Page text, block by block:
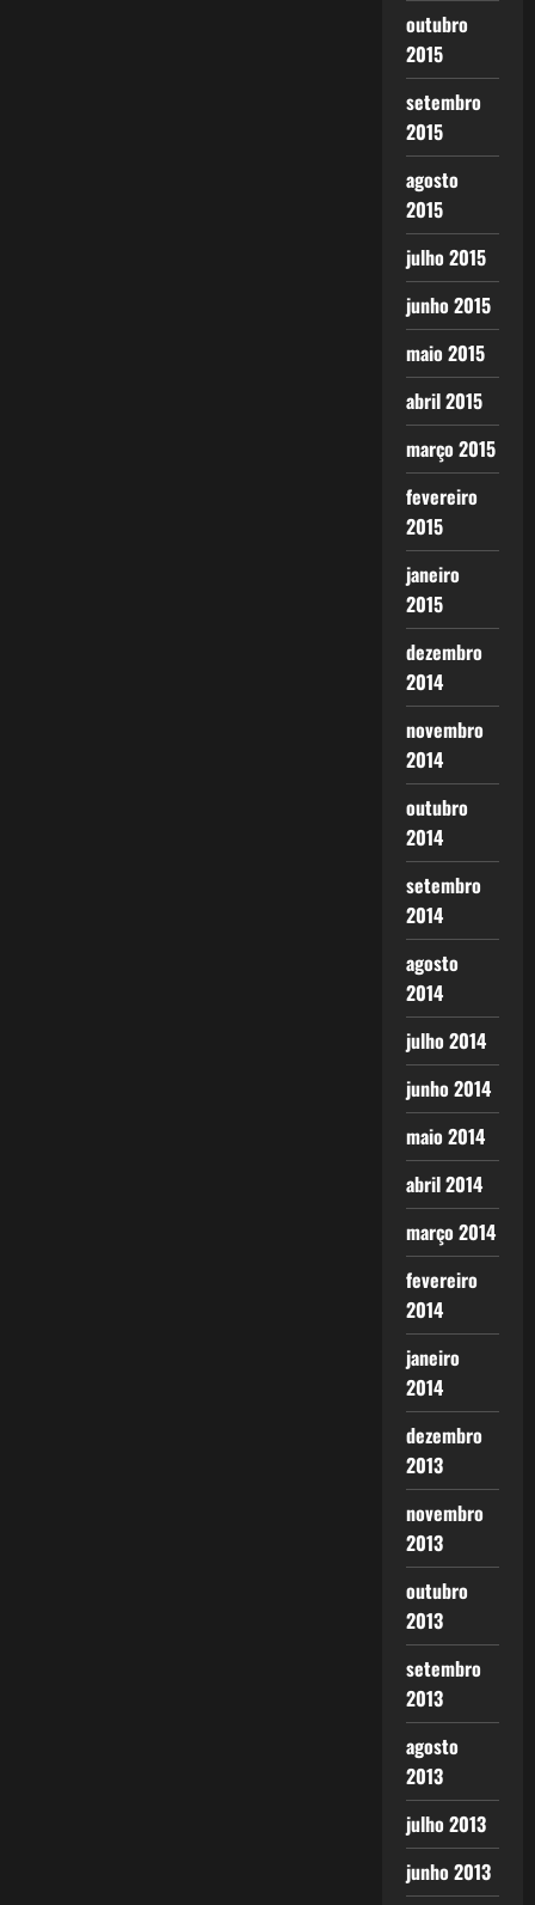
outubro
2015
setembro
2015
agosto
2015
julho 2015
junho 2015
maio 2015
abril 2015
março 2015
fevereiro
2015
janeiro
2015
dezembro
2014
novembro
2014
outubro
2014
setembro
2014
agosto
2014
julho 2014
junho 2014
maio 2014
abril 2014
março 2014
fevereiro
2014
janeiro
2014
dezembro
2013
novembro
2013
outubro
2013
setembro
2013
agosto
2013
julho 2013
junho 2013